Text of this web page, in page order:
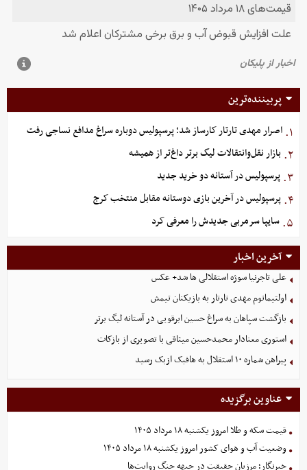
پربیننده‌ترین
۱. اصرار مهدی تارتار کارساز شد؛ پرسپولیس دوباره سراغ مدافع نساجی رفت
۲. بازار نقل‌وانتقالات لیگ برتر داغ‌تر از همیشه
۳. پرسپولیس در آستانه دو خرید جدید
۴. پرسپولیس در آخرین بازی دوستانه مقابل منتخب کرج
۵. سایپا سرمربی جدیدش را معرفی کرد
آخرین اخبار
علی تاجرنیا سوژه استقلالی‌ ها شد+ عکس
اولتیماتوم مهدی تارتار به بازیکنان تیمش
بازگشت سپاهان به سراغ حسین ابرقویی در آستانه لیگ برتر
استوری معنادار محمدحسین میثاقی با تصویری از بازکات
پیراهن شماره ۱۰ استقلال به هافبک ازبک رسید
عناوین برگزیده
قیمت سکه و طلا امروز یکشنبه ۱۸ مرداد ۱۴۰۵
وضعیت آب و هوای کشور امروز یکشنبه ۱۸ مرداد ۱۴۰۵
خبرنگار؛ مرزبان حقیقت در جبهه جنگ روایت‌ها